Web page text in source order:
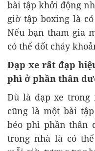
bài tập khởi động
giờ tập boxing là
Nếu bạn tham gia
có thể đốt cháy
Đạp xe rất đạp
phì ở phần thân
Dù là đạp xe
cũng là một bài
béo phì phần thân
trong nhà là có